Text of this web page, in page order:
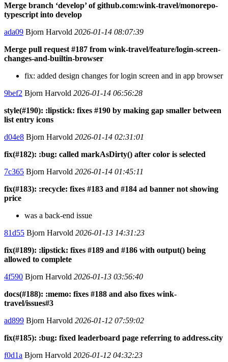
Merge branch ‘develop’ of github.com:wink-travel/monorepo-
typescript into develop
ada09 Bjorn Harvold 2026-01-14 08:07:39
Merge pull request #187 from wink-travel/feature/login-screen-
changes-and-builtin-browser
fix: added design changes for login screen and in app browser
9bef2 Bjorn Harvold 2026-01-14 06:56:28
style(#190): :lipstick: fixes #190 by making gap smaller between
list entry icons
d04e8 Bjorn Harvold 2026-01-14 02:31:01
fix(#182): :bug: called markAsDirty() after color is selected
7c365 Bjorn Harvold 2026-01-14 01:45:11
fix(#183): :recycle: fixes #183 and #184 ad banner not showing
price
was a back-end issue
81d55 Bjorn Harvold 2026-01-13 14:31:23
fix(#189): :lipstick: fixes #189 and #186 with output() being
allowed to complete
4f590 Bjorn Harvold 2026-01-13 03:56:40
docs(#188): :memo: fixes #188 and also fixes wink-
travel/issues#3
ad899 Bjorn Harvold 2026-01-12 07:59:02
fix(#185): :bug: fixed leaderboard page referring to address.city
f0d1a Bjorn Harvold 2026-01-12 04:32:23